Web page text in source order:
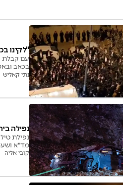
"לקינו
עם קבלת
בכאב
נתי קאליש
נפילה
מד"א
קובי אליה